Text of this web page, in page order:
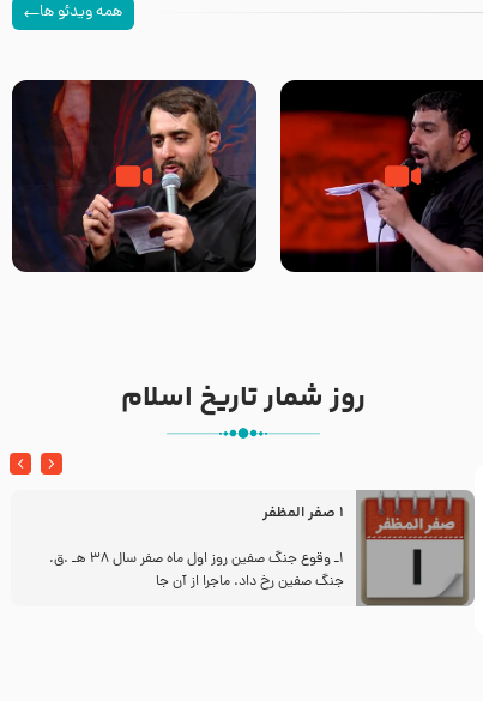
همه ویدئو ها
، عبّاس، صاحب دل‌هاست –
حنیف طاهری – عزاداری شب
من غلام نوکراتم من عاشق
کربلاتم – شور زمینه – شب هفتم
روز شمار تاریخ اسلام
1 صفر المظفر
1ـ وقوع جنگ صفین روز اول ماه صفر سال 38 هـ .ق.
جنگ صفین رخ داد. ماجرا از آن جا